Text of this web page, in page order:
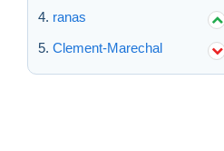
ranas
Clement-Marechal